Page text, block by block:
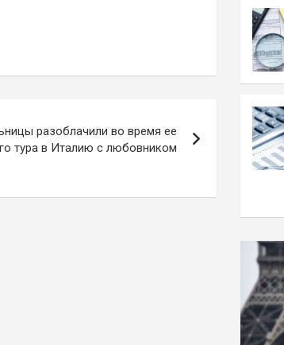
разоблачили во время ее
тура в Италию с любовником